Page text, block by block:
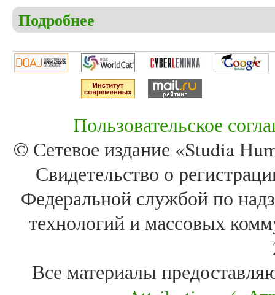
Подробнее
Пользовательское
© Сетевое издание «Studia
Свидетельство о
Федеральной службой по
технологий и массовых
Все материалы